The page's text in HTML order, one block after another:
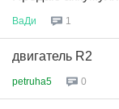
ВаДи 1
двигатель R2
petruha5 0